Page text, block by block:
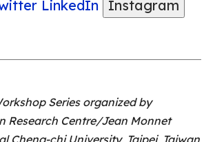
LinkedIn
Instagram
Series organized by
Research Centre/Jean Monnet
Cheng-chi University, Taipei, Taiwan